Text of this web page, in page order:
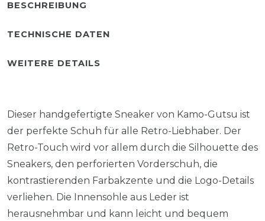
BESCHREIBUNG
TECHNISCHE DATEN
WEITERE DETAILS
Dieser handgefertigte Sneaker von Kamo-Gutsu ist
der perfekte Schuh für alle Retro-Liebhaber. Der
Retro-Touch wird vor allem durch die Silhouette des
Sneakers, den perforierten Vorderschuh, die
kontrastierenden Farbakzente und die Logo-Details
verliehen. Die Innensohle aus Leder ist
herausnehmbar und kann leicht und bequem